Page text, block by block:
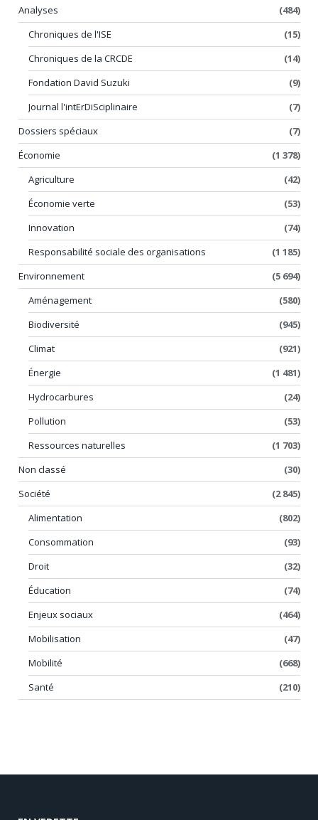
Analyses
(484)
Chroniques de l'ISE
(15)
Chroniques de la CRCDE
(14)
Fondation David Suzuki
(9)
Journal l'intErDiSciplinaire
(7)
Dossiers spéciaux
(7)
Économie
(1 378)
Agriculture
(42)
Économie verte
(53)
Innovation
(74)
Responsabilité sociale des organisations
(1 185)
Environnement
(5 694)
Aménagement
(580)
Biodiversité
(945)
Climat
(921)
Énergie
(1 481)
Hydrocarbures
(24)
Pollution
(53)
Ressources naturelles
(1 703)
Non classé
(30)
Société
(2 845)
Alimentation
(802)
Consommation
(93)
Droit
(32)
Éducation
(74)
Enjeux sociaux
(464)
Mobilisation
(47)
Mobilité
(668)
Santé
(210)